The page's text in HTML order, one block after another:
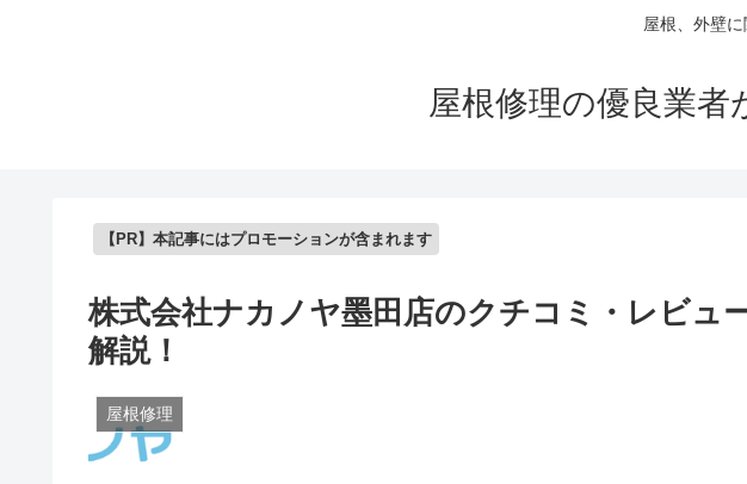
屋根、外壁
屋根修理の優良業
【PR】本記事にはプロモーションが含まれます
株式会社ナカノヤ墨田店のクチコミ・レビュ
解説！
屋根修理